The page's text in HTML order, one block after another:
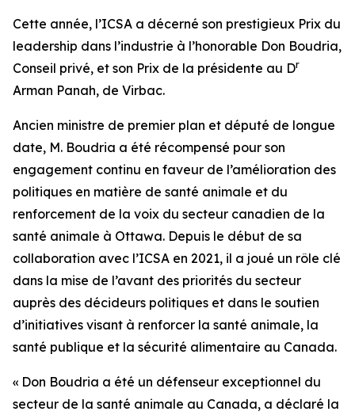
Cette année, l’ICSA a décerné son prestigieux Prix du
leadership dans l’industrie à l’honorable Don Boudria,
Conseil privé, et son Prix de la présidente au Dr
Arman Panah, de Virbac.
Ancien ministre de premier plan et député de longue
date, M. Boudria a été récompensé pour son
engagement continu en faveur de l’amélioration des
politiques en matière de santé animale et du
renforcement de la voix du secteur canadien de la
santé animale à Ottawa. Depuis le début de sa
collaboration avec l’ICSA en 2021, il a joué un rôle clé
dans la mise de l’avant des priorités du secteur
auprès des décideurs politiques et dans le soutien
d’initiatives visant à renforcer la santé animale, la
santé publique et la sécurité alimentaire au Canada.
« Don Boudria a été un défenseur exceptionnel du
secteur de la santé animale au Canada, a déclaré la